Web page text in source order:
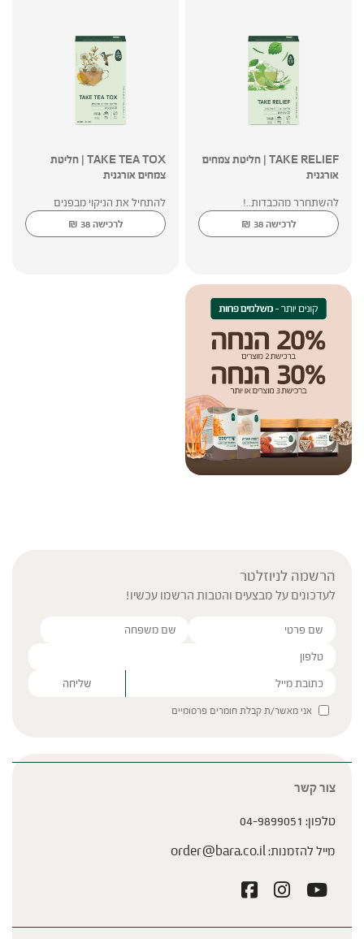
TAKE RELIEF | חליטת צמחים
אורגנית
להשתחרר מהכבדות..!
לרכישה ₪ 38
TAKE TEA TOX | חליטת
צמחים אורגנית
להתחיל את הניקוי מבפנים
לרכישה ₪ 38
הרשמה לניוזלטר
לעדכונים על מבצעים והטבות הרשמו עכשיו!
Please leave this field empty.
אני מאשר/ת קבלת חומרים פרסומיים
צור קשר
טלפון: 04-9899051
מייל להזמנות:order@bara.co.il